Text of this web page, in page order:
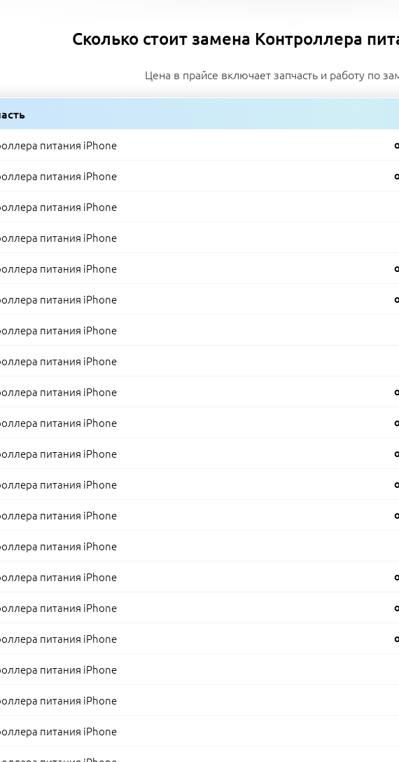
Сколько стоит замена Контроллера
Цена в прайсе включает запчасть и работу по
питания iPhone
питания iPhone
питания iPhone
питания iPhone
питания iPhone
питания iPhone
питания iPhone
питания iPhone
питания iPhone
питания iPhone
питания iPhone
питания iPhone
питания iPhone
питания iPhone
питания iPhone
питания iPhone
питания iPhone
питания iPhone
питания iPhone
питания iPhone